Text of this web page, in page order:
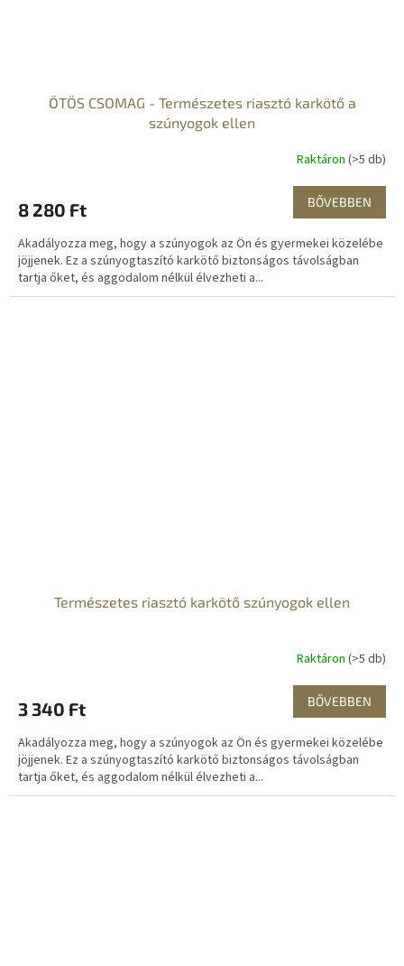
ÖTÖS CSOMAG - Természetes riasztó karkötő a
szúnyogok ellen
Raktáron (>5 db)
8 280 Ft BŐVEBBEN
Akadályozza meg, hogy a szúnyogok az Ön és gyermekei közelébe
jöjjenek. Ez a szúnyogtaszító karkötő biztonságos távolságban
tartja őket, és aggodalom nélkül élvezheti a...
Természetes riasztó karkötő szúnyogok ellen
Raktáron (>5 db)
3 340 Ft BŐVEBBEN
Akadályozza meg, hogy a szúnyogok az Ön és gyermekei közelébe
jöjjenek. Ez a szúnyogtaszító karkötő biztonságos távolságban
tartja őket, és aggodalom nélkül élvezheti a...